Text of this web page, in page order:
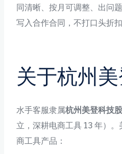
同清晰、按月可调整、出问
写入合作合同，不打口头折扣
关于杭州
水手客服隶属杭州美登科技
立，深耕电商工具 13 年）
商工具产品：